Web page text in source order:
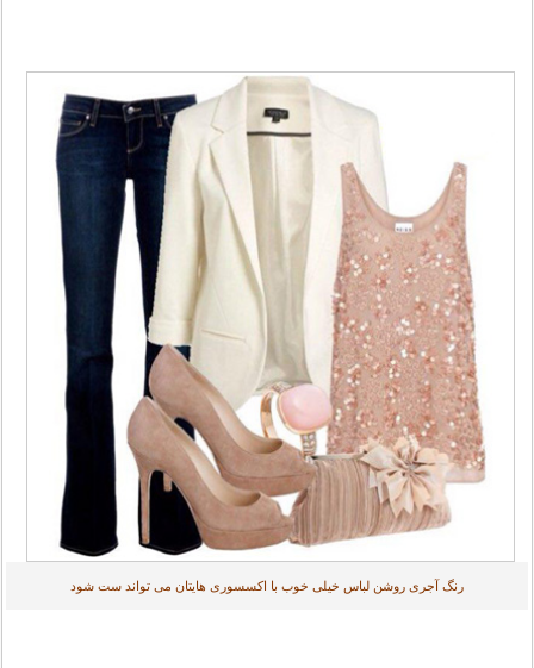
رنگ آجری روشن لباس خیلی خوب با اکسسوری هایتان می تواند ست شود